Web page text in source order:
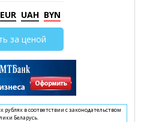
EUR UAH BYN
за ценой
рублях в соответствии с законодательством
Беларусь.